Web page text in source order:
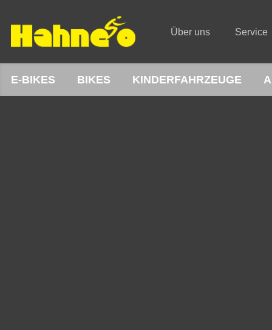
Über uns Service
E-BIKES BIKES KINDERFAHRZEUGE